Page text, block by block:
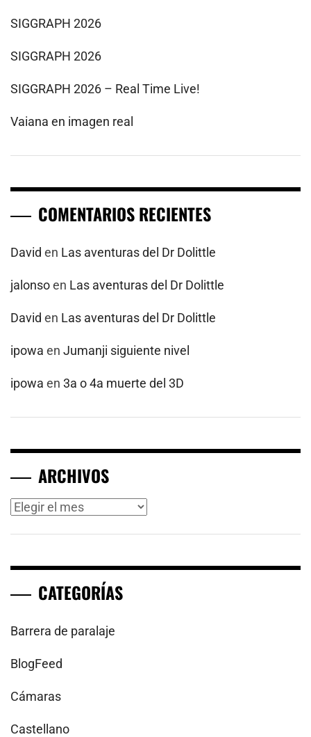
SIGGRAPH 2026
SIGGRAPH 2026
SIGGRAPH 2026 – Real Time Live!
Vaiana en imagen real
COMENTARIOS RECIENTES
David en Las aventuras del Dr Dolittle
jalonsoen Las aventuras del Dr Dolittle
David en Las aventuras del Dr Dolittle
ipowa en Jumanji siguiente nivel
ipowa en 3a o 4a muerte del 3D
ARCHIVOS
Archivos
CATEGORÍAS
Barrera de paralaje
BlogFeed
Cámaras
Castellano